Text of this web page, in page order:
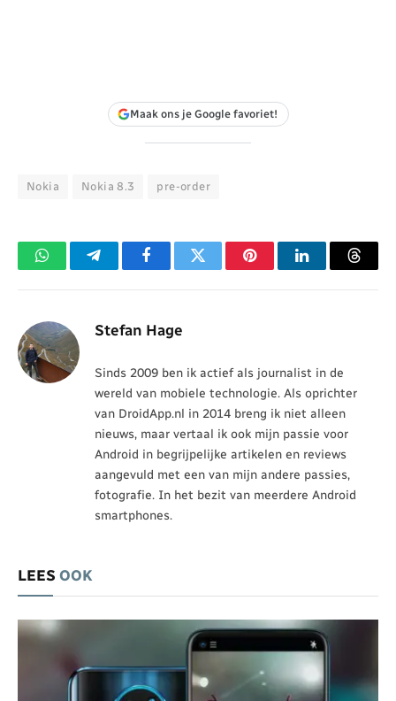
Maak ons je Google favoriet!
Nokia Nokia 8.3 pre-order
WhatsAppTelegramFacebookTwitter PinterestLinkedIn
Stefan Hage
Sinds 2009 ben ik actief als journalist in de
wereld van mobiele technologie. Als oprichter
van DroidApp.nl in 2014 breng ik niet alleen
nieuws, maar vertaal ik ook mijn passie voor
Android in begrijpelijke artikelen en reviews
aangevuld met een van mijn andere passies,
fotografie. In het bezit van meerdere Android
smartphones.
LEES OOK